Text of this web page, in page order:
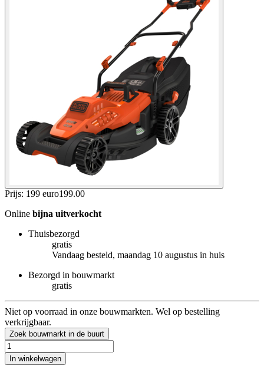
Prijs: 199 euro199.00
Online bijna uitverkocht
Thuisbezorgd
gratis
Vandaag besteld, maandag 10 augustus in huis
Bezorgd in bouwmarkt
gratis
Niet op voorraad in onze bouwmarkten. Wel op bestelling
verkrijgbaar.
Zoek bouwmarkt in de buurt
In winkelwagen